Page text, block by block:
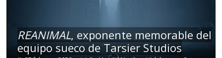
REANIMAL, exponente memorable del
equipo sueco de Tarsier Studios